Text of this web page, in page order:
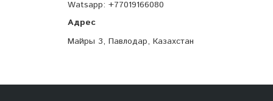
Watsapp +77019166080
Майры 3, Павлодар, Казахстан